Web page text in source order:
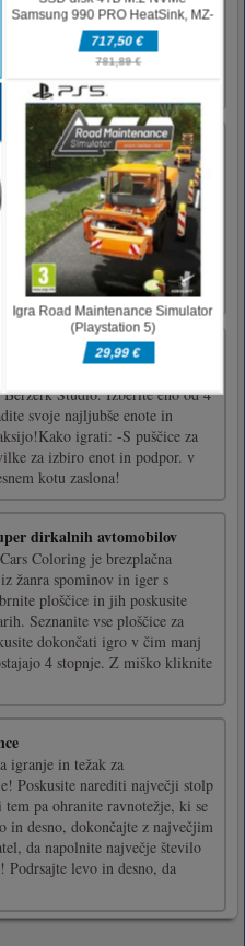
zbirati kovance in doseči
da ustvarite blok (jajce),
in se izognete oviram. Zabavajte
ki obožujejo pico in je ne
zgrabiti različne pice,
vašo mizo v vrstnem redu pred
v rezinah. Rezine morate
na sredini, da jih zgrabite. Tisti,
na vsaki pici, zmaga. Lahko
Studio. Izberite eno od 4
svoje najljubše enote in
igrati: -S puščice za
za izbiro enot in podpor. v
kotu zaslona!
dirkalnih avtomobilov
Coloring je brezplačna
žanra spominov in iger s
ploščice in jih poskusite
Seznanite vse ploščice za
dokončati igro v čim manj
4 stopnje. Z miško kliknite
igranje in težak za
Poskusite narediti največji stolp
pa ohranite ravnotežje, ki se
in desno, dokončajte z največjim
da napolnite največje število
Podrsajte levo in desno, da